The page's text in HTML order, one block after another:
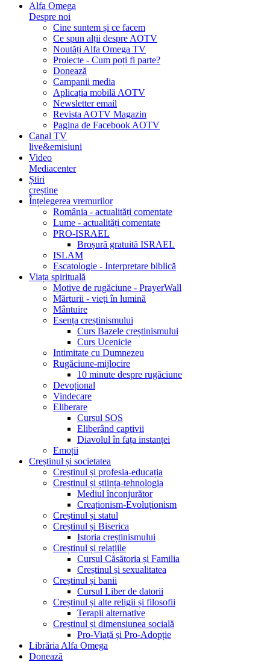
Alfa Omega
Despre noi
Cine suntem și ce facem
Ce spun alții despre AOTV
Noutăți Alfa Omega TV
Proiecte - Cum poți fi parte?
Donează
Campanii media
Aplicația mobilă AOTV
Newsletter email
Revista AOTV Magazin
Pagina de Facebook AOTV
Canal TV
live&emisiuni
Video
Mediacenter
Știri
creștine
Înțelegerea vremurilor
România - actualități comentate
Lume - actualități comentate
PRO-ISRAEL
Broșură gratuită ISRAEL
ISLAM
Escatologie - Interpretare biblică
Viața spirituală
Motive de rugăciune - PrayerWall
Mărturii - vieți în lumină
Mântuire
Esența creștinismului
Curs Bazele creștinismului
Curs Ucenicie
Intimitate cu Dumnezeu
Rugăciune-mijlocire
10 minute despre rugăciune
Devoțional
Vindecare
Eliberare
Cursul SOS
Eliberând captivii
Diavolul în fața instanței
Emoții
Creștinul și societatea
Creștinul și profesia-educația
Creștinul și știința-tehnologia
Mediul înconjurător
Creaționism-Evoluționism
Creștinul și statul
Creștinul și Biserica
Istoria creștinismului
Creștinul și relațiile
Cursul Căsătoria și Familia
Creștinul și sexualitatea
Creștinul și banii
Cursul Liber de datorii
Creștinul și alte religii și filosofii
Terapii alternative
Creștinul și dimensiunea socială
Pro-Viață și Pro-Adopție
Librăria Alfa Omega
Donează